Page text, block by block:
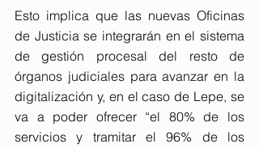
Esto implica que las nuevas Oficinas
de Justicia se integrarán en el sistema
de gestión procesal del resto de
órganos judiciales para avanzar en la
digitalización y, en el caso de Lepe, se
va a poder ofrecer “el 80% de los
servicios y tramitar el 96% de los